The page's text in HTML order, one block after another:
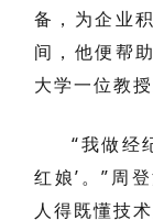
备，为企业
间，他便帮
大学一位教授
“我做经
红娘’。”周
人得既懂技